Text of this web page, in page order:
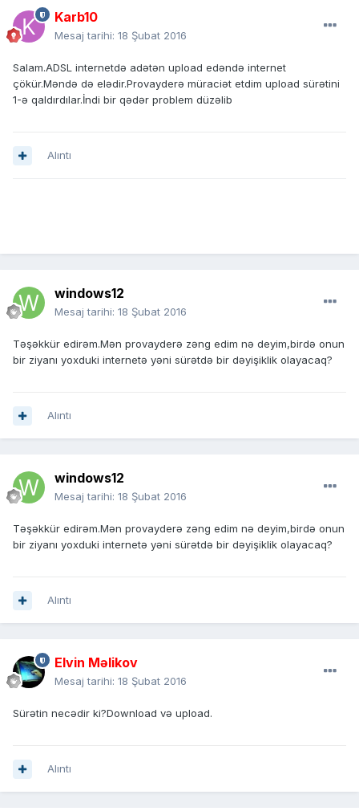
Karb10
Mesaj tarihi: 18 Şubat 2016
Salam.ADSL internetdə adətən upload edəndə internet
çökür.Məndə də elədir.Provayderə müraciət etdim upload sürətini
1-ə qaldırdılar.İndi bir qədər problem düzəlib
Alıntı
windows12
Mesaj tarihi: 18 Şubat 2016
Təşəkkür edirəm.Mən provayderə zəng edim nə deyim,birdə onun
bir ziyanı yoxduki internetə yəni sürətdə bir dəyişiklik olayacaq?
Alıntı
windows12
Mesaj tarihi: 18 Şubat 2016
Təşəkkür edirəm.Mən provayderə zəng edim nə deyim,birdə onun
bir ziyanı yoxduki internetə yəni sürətdə bir dəyişiklik olayacaq?
Alıntı
Elvin Məlikov
Mesaj tarihi: 18 Şubat 2016
Sürətin necədir ki?Download və upload.
Alıntı